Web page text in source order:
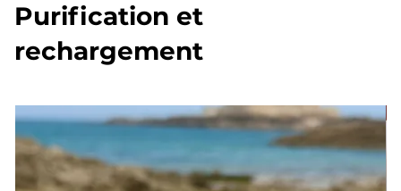
Purification et
rechargement